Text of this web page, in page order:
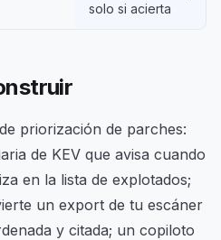
solo si acierta
priorización de parches:
de KEV que avisa cuando
en la lista de explotados;
un export de tu escáner
y citada; un copiloto